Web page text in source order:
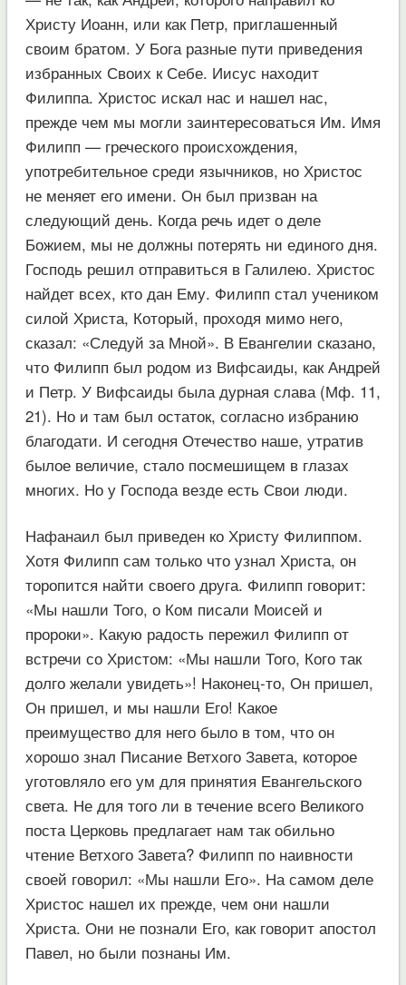
Христу Иоанн, или как Петр, приглашенный
своим братом. У Бога разные пути приведения
избранных Своих к Себе. Иисус находит
Филиппа. Христос искал нас и нашел нас,
прежде чем мы могли заинтересоваться Им. Имя
Филипп — греческого происхождения,
употребительное среди язычников, но Христос
не меняет его имени. Он был призван на
следующий день. Когда речь идет о деле
Божием, мы не должны потерять ни единого дня.
Господь решил отправиться в Галилею. Христос
найдет всех, кто дан Ему. Филипп стал учеником
силой Христа, Который, проходя мимо него,
сказал: «Следуй за Мной». В Евангелии сказано,
что Филипп был родом из Вифсаиды, как Андрей
и Петр. У Вифсаиды была дурная слава (Мф. 11,
21). Но и там был остаток, согласно избранию
благодати. И сегодня Отечество наше, утратив
былое величие, стало посмешищем в глазах
многих. Но у Господа везде есть Свои люди.
Нафанаил был приведен ко Христу Филиппом.
Хотя Филипп сам только что узнал Христа, он
торопится найти своего друга. Филипп говорит:
«Мы нашли Того, о Ком писали Моисей и
пророки». Какую радость пережил Филипп от
встречи со Христом: «Мы нашли Того, Кого так
долго желали увидеть»! Наконец-то, Он пришел,
Он пришел, и мы нашли Его! Какое
преимущество для него было в том, что он
хорошо знал Писание Ветхого Завета, которое
уготовляло его ум для принятия Евангельского
света. Не для того ли в течение всего Великого
поста Церковь предлагает нам так обильно
чтение Ветхого Завета? Филипп по наивности
своей говорил: «Мы нашли Его». На самом деле
Христос нашел их прежде, чем они нашли
Христа. Они не познали Его, как говорит апостол
Павел, но были познаны Им.